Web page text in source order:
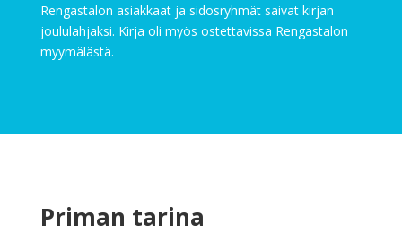
Rengastalon asiakkaat ja sidosryhmät saivat kirjan
joululahjaksi. Kirja oli myös ostettavissa Rengastalon
myymälästä.
Priman tarina